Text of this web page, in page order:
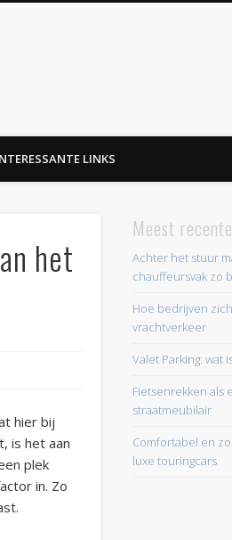
LINKS
het
hier bij
is het aan
plek
in. Zo
Meest
Achter het stuur
chauffeursvak zo
Hoe bedrijven
vrachtverkeer
Valet Parking: wat
Fietsenrekken als
straatmeubilair
Comfortabel en
luxe touringcars